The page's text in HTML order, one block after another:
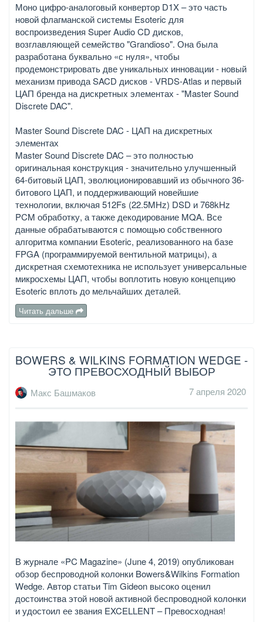
Моно цифро-аналоговый конвертор D1X – это часть
новой флагманской системы Esoteric для
воспроизведения Super Audio CD дисков,
возглавляющей семейство "Grandioso". Она была
разработана буквально «с нуля», чтобы
продемонстрировать две уникальных инновации - новый
механизм привода SACD дисков - VRDS-Atlas и первый
ЦАП бренда на дискретных элементах - "Master Sound
Discrete DAC".
Master Sound Discrete DAC - ЦАП на дискретных
элементах
Master Sound Discrete DAC – это полностью
оригинальная конструкция - значительно улучшенный
64-битовый ЦАП, эволюционировавший из обычного 36-
битового ЦАП, и поддерживающий новейшие
технологии, включая 512Fs (22.5MHz) DSD и 768kHz
PCM обработку, а также декодирование MQA. Все
данные обрабатываются с помощью собственного
алгоритма компании Esoteric, реализованного на базе
FPGA (программируемой вентильной матрицы), а
дискретная схемотехника не использует универсальные
микросхемы ЦАП, чтобы воплотить новую концепцию
Esoteric вплоть до мельчайших деталей.
Читать дальше
BOWERS & WILKINS FORMATION WEDGE -
ЭТО ПРЕВОСХОДНЫЙ ВЫБОР
Макс Башмаков 7 апреля 2020
В журнале «PC Magazine» (June 4, 2019) опубликован
обзор беспроводной колонки Bowers&Wilkins Formation
Wedge. Автор статьи Tim Gideon высоко оценил
достоинства этой новой активной беспроводной колонки
и удостоил ее звания EXCELLENT – Превосходная!